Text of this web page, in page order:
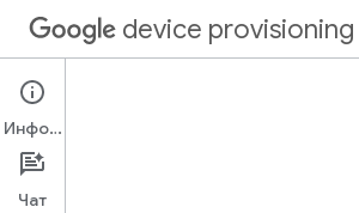
device
Информация
Чат